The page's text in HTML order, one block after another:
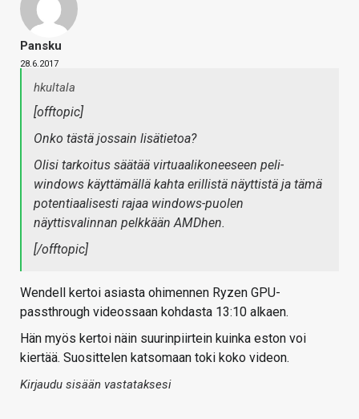
Pansku
28.6.2017
hkultala
[offtopic]
Onko tästä jossain lisätietoa?
Olisi tarkoitus säätää virtuaalikoneeseen peli-
windows käyttämällä kahta erillistä näyttistä ja tämä
potentiaalisesti rajaa windows-puolen
näyttisvalinnan pelkkään AMDhen.
[/offtopic]
Wendell kertoi asiasta ohimennen Ryzen GPU-
passthrough videossaan kohdasta 13:10 alkaen.
Hän myös kertoi näin suurinpiirtein kuinka eston voi
kiertää. Suosittelen katsomaan toki koko videon.
Kirjaudu sisään vastataksesi